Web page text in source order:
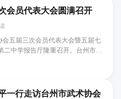
会员代表大会圆满召开
五届三次会员代表大会暨五届七
二中学报告厅隆重召开。台州市体
一行走访台州市武术协会